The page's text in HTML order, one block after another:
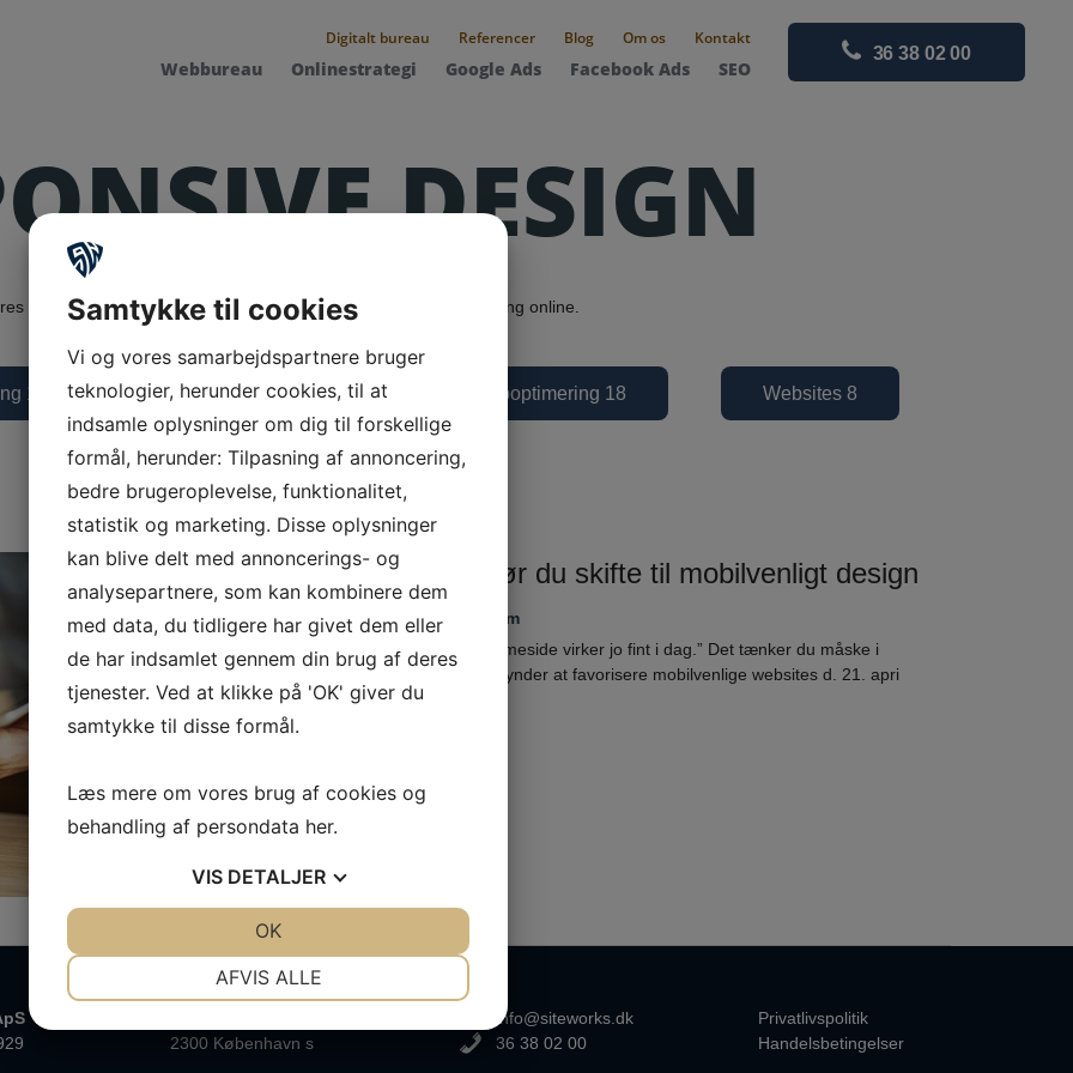
Kontakt
Om os
Blog
Referencer
Digitalt bureau
Webbureau Onlinestrategi Google Ads Facebook Ads SEO
36 38 02 00
DESIGN
blog finder du gratis guides, tips og råd til at vækste din forretning online.
19 Online strategi 16 Weboptimering 18 Websites 8
Googles advarsel: Derfor bør du skifte til mobilvenligt design
Skrevet den28. marts 2014 afSeverin Hygum
”Det er jo bare en søgemaskine, og min hjemmeside virker jo fint i dag.” Det tænker du måske i
kølvandet på Googles advarsel om, at de begynder at favorisere mobilvenlige websites d. 21. apri
Læs mere
2300 København s
info@siteworks.dk
36 38 02 00
Privatlivspolitik
Handelsbetingelser
Samtykke til cookies
Vi og vores samarbejdspartnere bruger
teknologier, herunder cookies, til at
indsamle oplysninger om dig til forskellige
formål, herunder: Tilpasning af annoncering,
bedre brugeroplevelse, funktionalitet,
statistik og marketing. Disse oplysninger
kan blive delt med annoncerings- og
analysepartnere, som kan kombinere dem
med data, du tidligere har givet dem eller
de har indsamlet gennem din brug af deres
tjenester. Ved at klikke på 'OK' giver du
samtykke til disse formål.
Læs mere om vores brug af cookies og
behandling af persondata her.
VIS DETALJER
MARKETING
AFVIS ALLE
OK